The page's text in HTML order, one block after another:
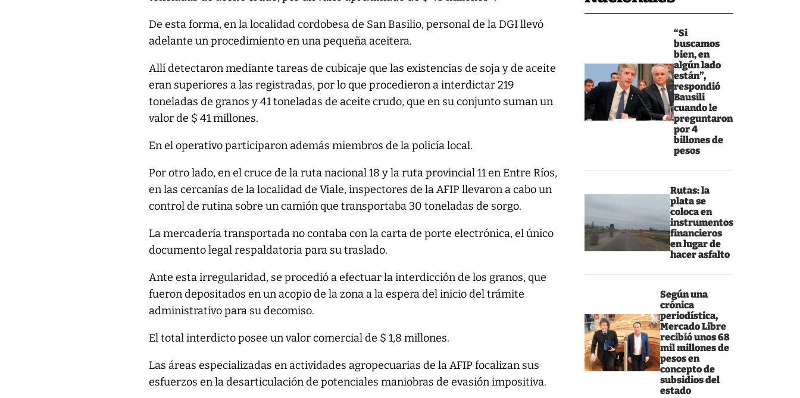
“Si
buscamos
bien, en
algún lado
están”,
respondió
Bausili
cuando le
preguntaron
por 4
billones de
pesos
Rutas: la
plata se
coloca en
instrumentos
financieros
en lugar de
hacer asfalto
Según una
crónica
periodística,
Mercado Libre
recibió unos 68
mil millones de
pesos en
concepto de
subsidios del
estado
De esta forma, en la localidad cordobesa de San Basilio, personal de la DGI llevó
adelante un procedimiento en una pequeña aceitera.
Allí detectaron mediante tareas de cubicaje que las existencias de soja y de aceite
eran superiores a las registradas, por lo que procedieron a interdictar 219
toneladas de granos y 41 toneladas de aceite crudo, que en su conjunto suman un
valor de $ 41 millones.
En el operativo participaron además miembros de la policía local.
Por otro lado, en el cruce de la ruta nacional 18 y la ruta provincial 11 en Entre Ríos,
en las cercanías de la localidad de Viale, inspectores de la AFIP llevaron a cabo un
control de rutina sobre un camión que transportaba 30 toneladas de sorgo.
La mercadería transportada no contaba con la carta de porte electrónica, el único
documento legal respaldatoria para su traslado.
Ante esta irregularidad, se procedió a efectuar la interdicción de los granos, que
fueron depositados en un acopio de la zona a la espera del inicio del trámite
administrativo para su decomiso.
El total interdicto posee un valor comercial de $ 1,8 millones.
Las áreas especializadas en actividades agropecuarias de la AFIP focalizan sus
esfuerzos en la desarticulación de potenciales maniobras de evasión impositiva.